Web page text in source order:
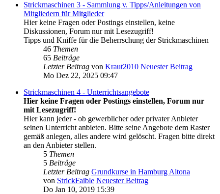
Strickmaschinen 3 - Sammlung v. Tipps/Anleitungen von
Mitgliedern für Mitglieder
Hier keine Fragen oder Postings einstellen, keine
Diskussionen, Forum nur mit Lesezugriff!
Tipps und Kniffe für die Beherrschung der Strickmaschinen
46 Themen
65 Beiträge
Letzter Beitrag von Kraut2010 Neuester Beitrag
Mo Dez 22, 2025 09:47
Strickmaschinen 4 - Unterrichtsangebote
Hier keine Fragen oder Postings einstellen, Forum nur
mit Lesezugriff!
Hier kann jeder - ob gewerblicher oder privater Anbieter
seinen Unterricht anbieten. Bitte seine Angebote dem Raster
gemäß anlegen, alles andere wird gelöscht. Fragen bitte direkt
an den Anbieter stellen.
5 Themen
5 Beiträge
Letzter Beitrag Grundkurse in Hamburg Altona
von StrickFaible Neuester Beitrag
Do Jan 10, 2019 15:39